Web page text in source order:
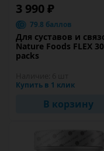
3 990 ₽
79.8 баллов
Для суставов и
Nature Foods FLEX 30
packs
Купить в 1 клик
В корзину